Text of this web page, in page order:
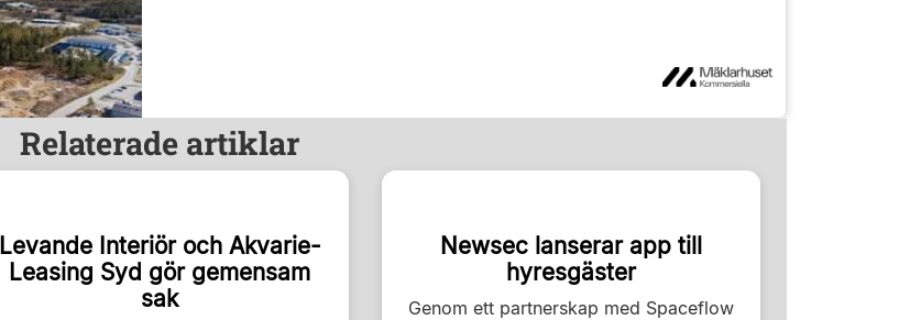
Relaterade artiklar
Levande Interiör och Akvarie-
Leasing Syd gör gemensam
sak
Newsec lanserar app till
hyresgäster
Genom ett partnerskap med Spaceflow